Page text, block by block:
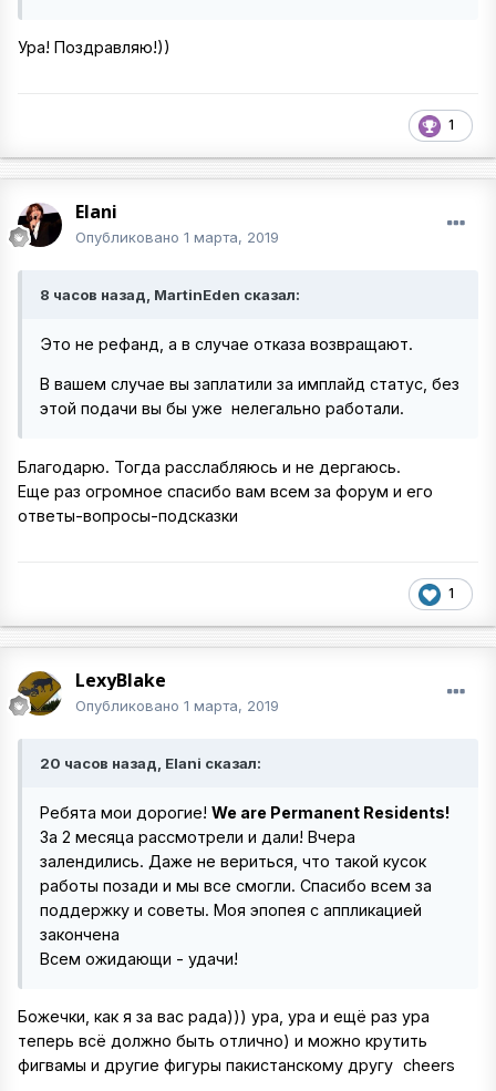
Ура! Поздравляю!))
1
Elani
Опубликовано 1 марта, 2019
8 часов назад, MartinEden сказал:
Это не рефанд, а в случае отказа возвращают.
В вашем случае вы заплатили за имплайд статус, без
этой подачи вы бы уже нелегально работали.
Благодарю. Тогда расслабляюсь и не дергаюсь.
Еще раз огромное спасибо вам всем за форум и его
ответы-вопросы-подсказки
1
LexyBlake
Опубликовано 1 марта, 2019
20 часов назад, Elani сказал:
Ребята мои дорогие! We are Permanent Residents!
За 2 месяца рассмотрели и дали! Вчера
залендились. Даже не вериться, что такой кусок
работы позади и мы все смогли. Спасибо всем за
поддержку и советы. Моя эпопея с аппликацией
закончена
Всем ожидающи - удачи!
Божечки, как я за вас рада))) ура, ура и ещё раз ура
теперь всё должно быть отлично) и можно крутить
фигвамы и другие фигуры пакистанскому другу cheers